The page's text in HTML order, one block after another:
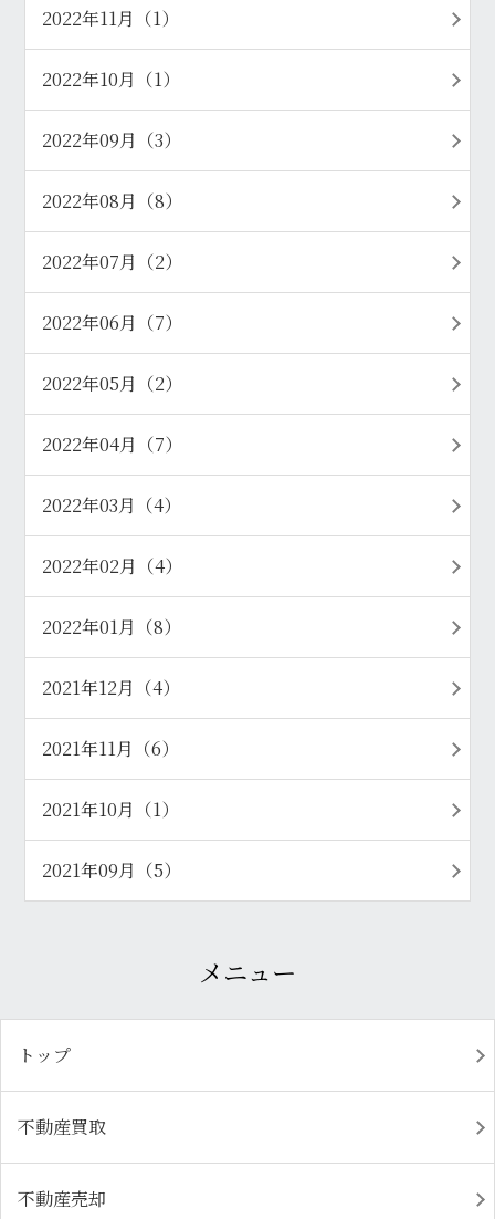
2022年11月（1）
2022年10月（1）
2022年09月（3）
2022年08月（8）
2022年07月（2）
2022年06月（7）
2022年05月（2）
2022年04月（7）
2022年03月（4）
2022年02月（4）
2022年01月（8）
2021年12月（4）
2021年11月（6）
2021年10月（1）
2021年09月（5）
メニュー
トップ
不動産買取
不動産売却